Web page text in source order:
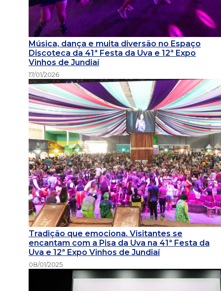
Música, dança e muita diversão no Espaço
Discoteca da 41ª Festa da Uva e 12ª Expo
Vinhos de Jundiaí
17/01/2026
Tradição que emociona. Visitantes se
encantam com a Pisa da Uva na 41ª Festa da
Uva e 12ª Expo Vinhos de Jundiaí
08/01/2025